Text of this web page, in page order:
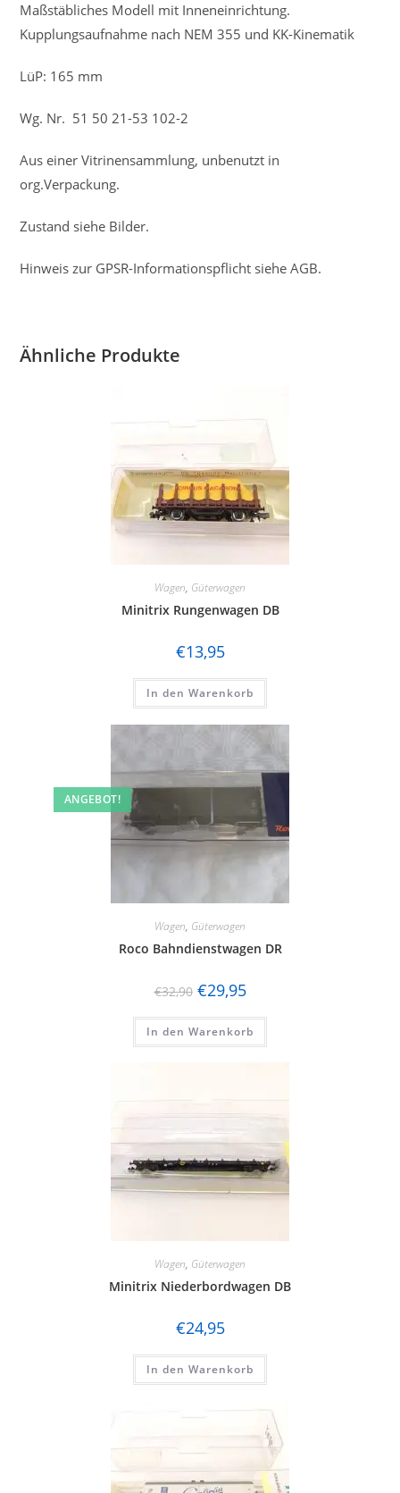
Maßstäbliches Modell mit Inneneinrichtung.
Kupplungsaufnahme nach NEM 355 und KK-Kinematik
LüP: 165 mm
Wg. Nr. 51 50 21-53 102-2
Aus einer Vitrinensammlung, unbenutzt in
org.Verpackung.
Zustand siehe Bilder.
Hinweis zur GPSR-Informationspflicht siehe AGB.
Ähnliche Produkte
Wagen, Güterwagen
Minitrix Rungenwagen DB
€13,95
In den Warenkorb
ANGEBOT!
Wagen, Güterwagen
Roco Bahndienstwagen DR
€32,90 €29,95
In den Warenkorb
Wagen, Güterwagen
Minitrix Niederbordwagen DB
€24,95
In den Warenkorb